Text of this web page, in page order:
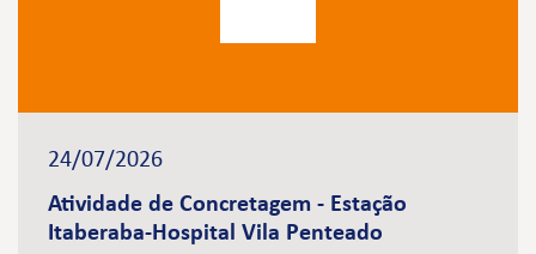
24/07/2026
Atividade de Concretagem - Estação
Itaberaba-Hospital Vila Penteado